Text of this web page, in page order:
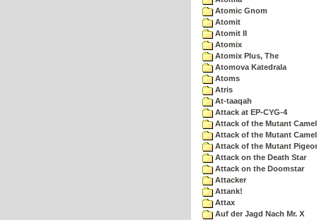
Atomic Gnom
Atomit
Atomit II
Atomix
Atomix Plus, The
Atomova Katedrala
Atoms
Atris
At-taaqah
Attack at EP-CYG-4
Attack of the Mutant
Attack of the Mutant
Attack of the Mutant
Attack on the Death Star
Attack on the Doomstar
Attacker
Attank!
Attax
Auf der Jagd Nach Mr. X